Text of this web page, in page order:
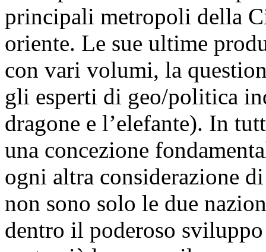
principali metropoli della
oriente. Le sue ultime
con vari volumi, la
gli esperti di geo/politica
dragone e l’elefante). In
una concezione
ogni altra considerazione
non sono solo le due
dentro il poderoso